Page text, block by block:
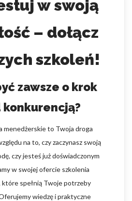
w swoją
– dołącz
szkoleń!
zawsze o krok
menedżerskie to Twoja droga
na to, czy zaczynasz swoją
czy jesteś już doświadczonym
w swojej ofercie szkolenia
które spełnią Twoje potrzeby
wiedzę i praktyczne